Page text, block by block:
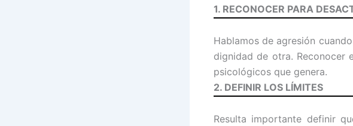
1. RECONOCER PARA
Hablamos de agresión
dignidad de otra. Reconocer
psicológicos que genera.
2. DEFINIR LOS LÍMITES
Resulta importante definir